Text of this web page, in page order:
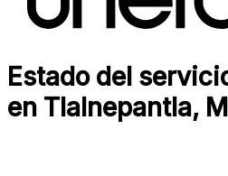
Estado del
en Tlalnepantla,